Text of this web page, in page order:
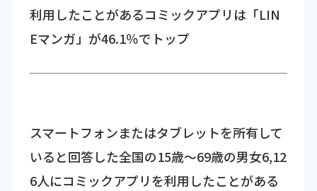
利用したことがあるコミックアプリは「LIN
Eマンガ」が46.1％でトップ
スマートフォンまたはタブレットを所有して
いると回答した全国の15歳～69歳の男女6,12
6人にコミックアプリを利用したことがある